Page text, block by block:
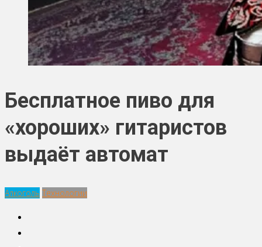
Бесплатное пиво для
«хороших» гитаристов
выдаёт автомат
Алкоголь Технологии